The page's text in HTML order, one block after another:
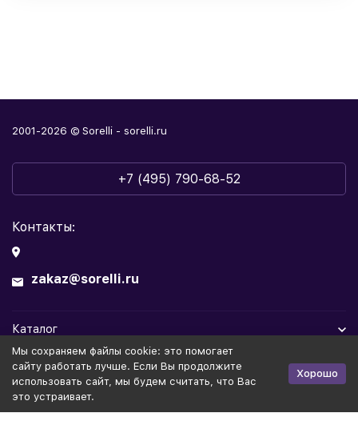
2001-2026 © Sorelli - sorelli.ru
+7 (495) 790-68-52
Контакты:
zakaz@sorelli.ru
Каталог
Информация
Политика персональных данных Публичная оферта
Мы cохраняем файлы cookie: это помогает
сайту работать лучше. Если Вы продолжите
использовать сайт, мы будем считать, что Вас
это устраивает.
Хорошо